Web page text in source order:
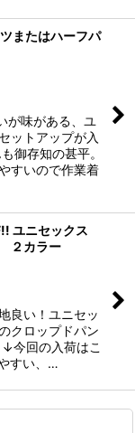
またはハーフパ
が味がある、ユ
ットアップが入
御存知の甚平。
すいので作業着
ユニセックス
２カラー
良い！ユニセッ
クロップドパン
今回の入荷はこ
すい、…